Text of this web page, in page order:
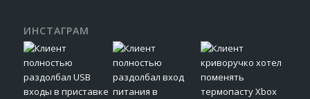
ИНСТАГРАМ